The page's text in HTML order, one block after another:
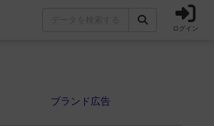
ログイン